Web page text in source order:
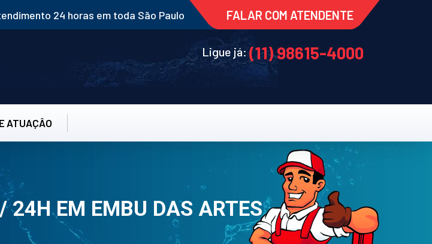
24 horas em toda São Paulo FALAR COM ATENDENTE
Ligue já: (11) 98615-4000
ATUAÇÂO
24H EM EMBU DAS ARTES